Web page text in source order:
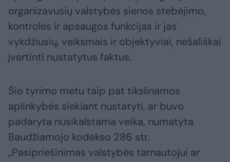
organizavusių valstybės sienos stebėjimo,
kontrolės ir apsaugos funkcijas ir jas
vykdžiusių, veiksmais ir objektyviai, nešališkai
įvertinti nustatytus faktus.
Šio tyrimo metu taip pat tikslinamos
aplinkybės siekiant nustatyti, ar buvo
padaryta nusikalstama veika, numatyta
Baudžiamojo kodekso 286 str.
„Pasipriešinimas valstybės tarnautojui ar